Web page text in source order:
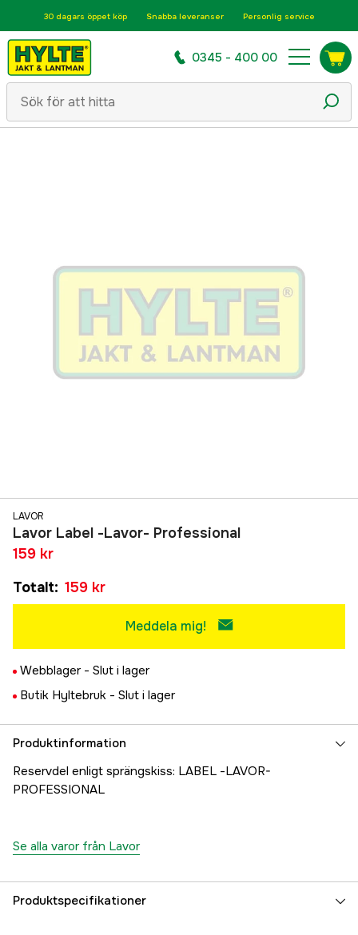
30 dagars öppet köp Snabba leveranser Personlig service
0345 - 400 00
LAVOR
Lavor Label -Lavor- Professional
159 kr
Totalt: 159 kr
Meddela mig!
Webblager - Slut i lager
Butik Hyltebruk - Slut i lager
Produktinformation
Reservdel enligt sprängskiss: LABEL -LAVOR-
PROFESSIONAL
Se alla varor från Lavor
Produktspecifikationer